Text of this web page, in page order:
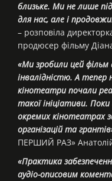
близьке. Ми не лише
для нас, але і
– розповіла
продюсер фільму
«Ми зробили цей
інвалідністю. А тепер
кінотеатри почали
такої ініціативи.
окремих кінотеатрах
організацій та
ПЕРШИЙ РАЗ»
«Практика
аудіо-описовим